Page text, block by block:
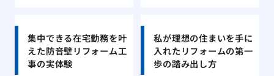
集中できる在宅勤務を叶
えた防音壁リフォーム工
事の実体験
私が理想の住まいを手に
入れたリフォームの第一
歩の踏み出し方